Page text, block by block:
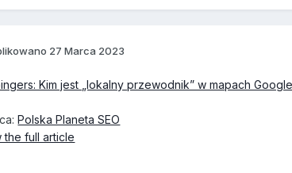
27 Marca 2023
Kim jest „lokalny przewodnik” w mapach
Polska Planeta SEO
the full article